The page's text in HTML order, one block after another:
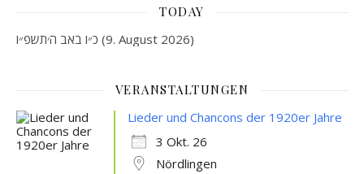
TODAY
כ״ו באב ה׳תשפ״ו (9. August 2026)
VERANSTALTUNGEN
Lieder und Chancons der 1920er Jahre
3 Okt. 26
Nördlingen